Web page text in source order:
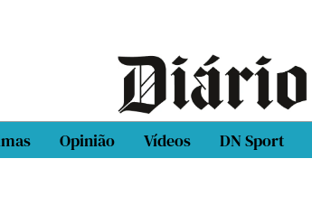
Opinião Vídeos DN Sport